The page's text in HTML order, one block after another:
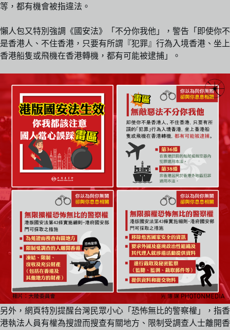
等，都有機會被指違法。
懶人包又特別強調《國安法》「不分你我他」，警告「即使你不
是香港人、不住香港，只要有所謂『犯罪』行為入境香港、坐上
香港船隻或飛機在香港轉機，都有可能被逮捕」。
另外，網頁特別提醒台灣民眾小心「恐怖無比的警察權」，指香
港執法人員有權為搜證而搜查有關地方、限制受調查人士離開香